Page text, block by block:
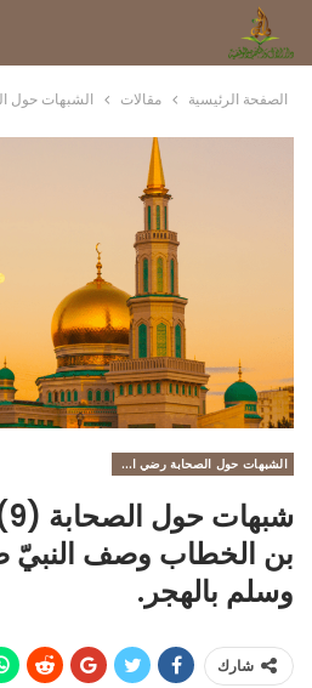
الصفحة الرئيسية مقالات الشبهات حول
الشبهات حول الصحابة رضي الله عنهم
بن الخطاب وصف النبيّ
وسلم بالهجر.
شارك